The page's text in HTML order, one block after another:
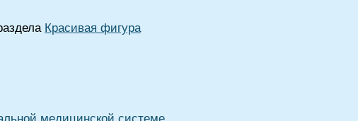
Красивая фигура